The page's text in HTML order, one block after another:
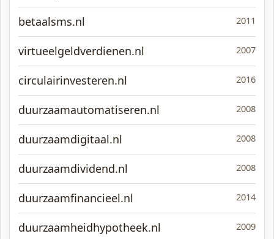
betaalsms.nl 2011
virtueelgeldverdienen.nl 2007
circulairinvesteren.nl 2016
duurzaamautomatiseren.nl 2008
duurzaamdigitaal.nl 2008
duurzaamdividend.nl 2008
duurzaamfinancieel.nl 2014
duurzaamheidhypotheek.nl 2009